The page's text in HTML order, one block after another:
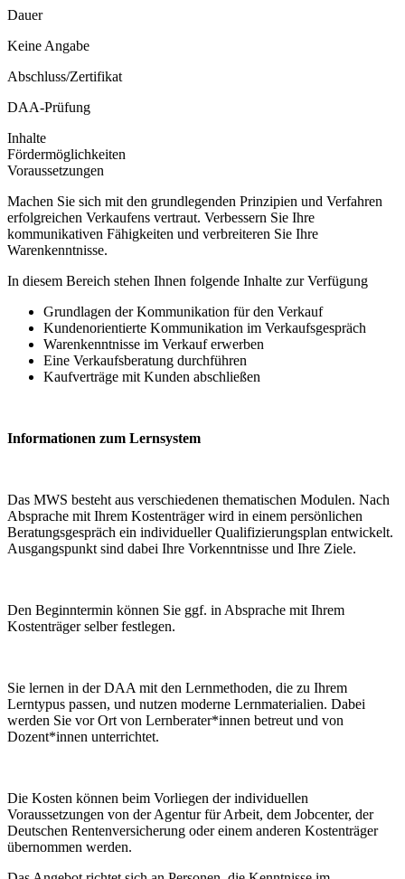
Dauer
Keine Angabe
Abschluss/Zertifikat
DAA-Prüfung
Inhalte
Fördermöglichkeiten
Voraussetzungen
Machen Sie sich mit den grundlegenden Prinzipien und Verfahren
erfolgreichen Verkaufens vertraut. Verbessern Sie Ihre
kommunikativen Fähigkeiten und verbreiteren Sie Ihre
Warenkenntnisse.
In diesem Bereich stehen Ihnen folgende Inhalte zur Verfügung
Grundlagen der Kommunikation für den Verkauf
Kundenorientierte Kommunikation im Verkaufsgespräch
Warenkenntnisse im Verkauf erwerben
Eine Verkaufsberatung durchführen
Kaufverträge mit Kunden abschließen
Informationen zum Lernsystem
Das MWS besteht aus verschiedenen thematischen Modulen. Nach
Absprache mit Ihrem Kostenträger wird in einem persönlichen
Beratungsgespräch ein individueller Qualifizierungsplan entwickelt.
Ausgangspunkt sind dabei Ihre Vorkenntnisse und Ihre Ziele.
Den Beginntermin können Sie ggf. in Absprache mit Ihrem
Kostenträger selber festlegen.
Sie lernen in der DAA mit den Lernmethoden, die zu Ihrem
Lerntypus passen, und nutzen moderne Lernmaterialien. Dabei
werden Sie vor Ort von Lernberater*innen betreut und von
Dozent*innen unterrichtet.
Die Kosten können beim Vorliegen der individuellen
Voraussetzungen von der Agentur für Arbeit, dem Jobcenter, der
Deutschen Rentenversicherung oder einem anderen Kostenträger
übernommen werden.